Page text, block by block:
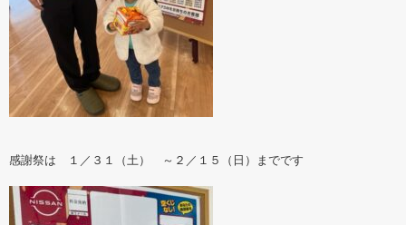
感謝祭は １／３１（土） ～２／１５（日）までです